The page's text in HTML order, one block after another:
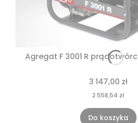
Agregat F 3001 R
Cena
3 147,00 zł
Cena
2 558,54 zł
Do koszyka